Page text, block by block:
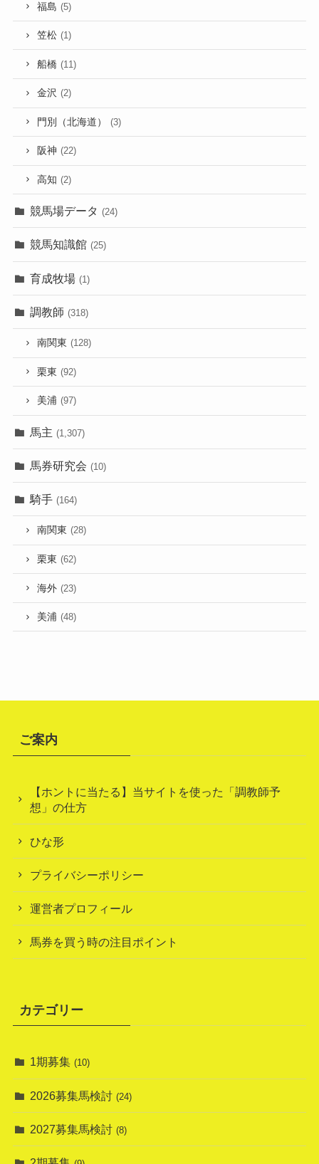
福島 (5)
笠松 (1)
船橋 (11)
金沢 (2)
門別（北海道） (3)
阪神 (22)
高知 (2)
競馬場データ (24)
競馬知識館 (25)
育成牧場 (1)
調教師 (318)
南関東 (128)
栗東 (92)
美浦 (97)
馬主 (1,307)
馬券研究会 (10)
騎手 (164)
南関東 (28)
栗東 (62)
海外 (23)
美浦 (48)
ご案内
【ホントに当たる】当サイトを使った「調教師予
想」の仕方
ひな形
プライバシーポリシー
運営者プロフィール
馬券を買う時の注目ポイント
カテゴリー
1期募集 (10)
2026募集馬検討 (24)
2027募集馬検討 (8)